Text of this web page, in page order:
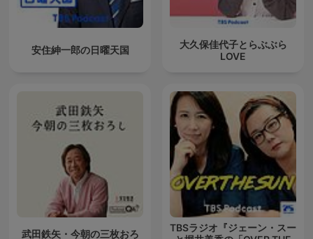
安住紳一郎の日曜天国
大久保佳代子とらぶぶら
LOVE
武田鉄矢・今朝の三枚おろ
TBSラジオ『ジェーン・スー